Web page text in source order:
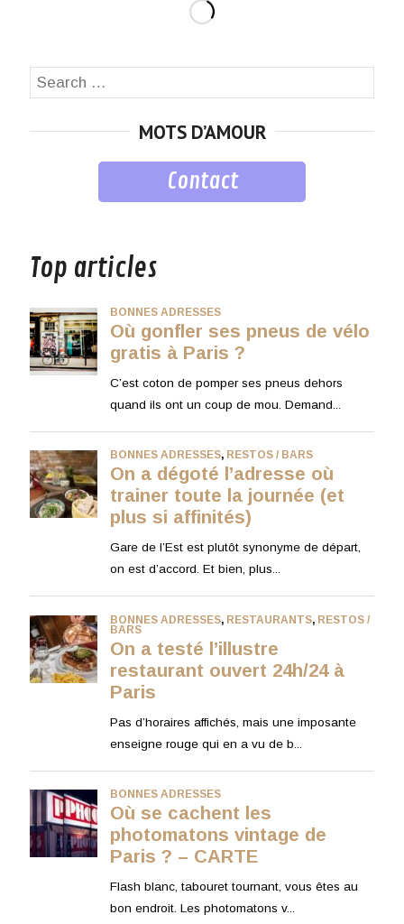
Search
MOTS D’AMOUR
Contact
Top articles